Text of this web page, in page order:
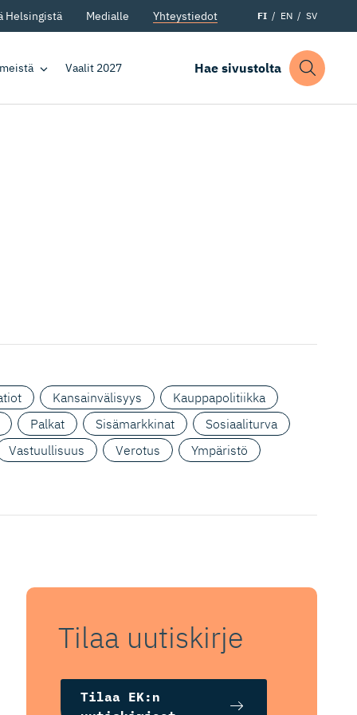
Helsingistä Medialle Yhteystiedot FI EN SV
Vaalit 2027 Hae sivustolta
Kansainvälisyys
Kauppapolitiikka
Palkat Sisämarkkinat
Sosiaaliturva
Vastuullisuus Verotus
Ympäristö
Tilaa uutiskirje
Tilaa EK:n